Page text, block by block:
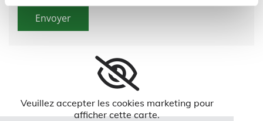
Veuillez accepter les cookies marketing pour
afficher cette carte.